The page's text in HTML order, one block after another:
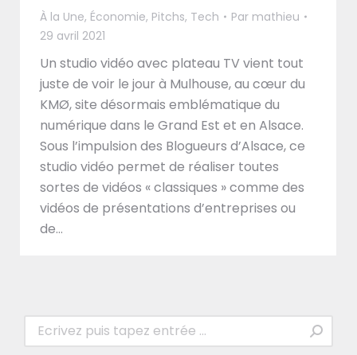
À la Une, Économie, Pitchs, Tech Par mathieu
29 avril 2021
Un studio vidéo avec plateau TV vient tout
juste de voir le jour à Mulhouse, au cœur du
KMØ, site désormais emblématique du
numérique dans le Grand Est et en Alsace.
Sous l’impulsion des Blogueurs d’Alsace, ce
studio vidéo permet de réaliser toutes
sortes de vidéos « classiques » comme des
vidéos de présentations d’entreprises ou
de…
Recherche